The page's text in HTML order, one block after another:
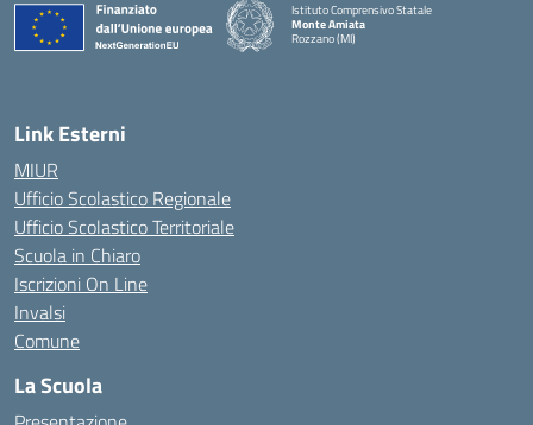
Istituto Comprensivo Statale
Monte Amiata
Rozzano (MI)
Link Esterni
MIUR
Ufficio Scolastico Regionale
Ufficio Scolastico Territoriale
Scuola in Chiaro
Iscrizioni On Line
Invalsi
Comune
La Scuola